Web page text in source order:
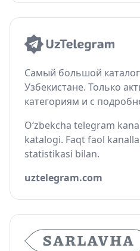
Самый большой
Узбекистане. Только
категориям и с
O‘zbekcha telegram
katalogi. Faqt faol
statistikasi bilan.
uztelegram.com